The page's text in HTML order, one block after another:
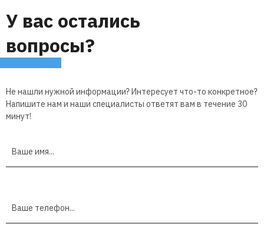
У вас остались
вопросы?
Не нашли нужной информации? Интересует что-то конкретное?
Напишите нам и наши специалисты ответят вам в течение 30
минут!